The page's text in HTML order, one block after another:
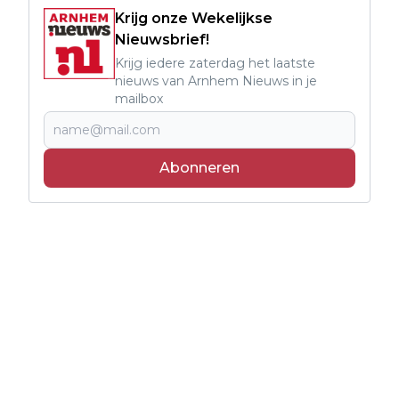
Krijg onze Wekelijkse
Nieuwsbrief!
Krijg iedere zaterdag het laatste
nieuws van Arnhem Nieuws in je
mailbox
Abonneren